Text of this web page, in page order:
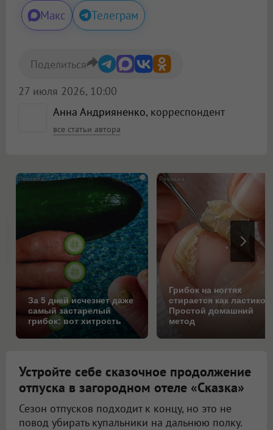
Макс Телеграм
Анна Андрияненко, корреспондент
все статьи автора
27 июля 2026, 10:00
Поделиться
За 5 дней исчезнет даже
самый застарелый
грибок: вот хитрость
Грибок на ногтях
стирается как
Простой домашний
метод
Устройте себе сказочное продолжение
отпуска в загородном отеле «Сказка»
Сезон отпусков подходит к концу, но это не
повод убирать купальники на дальнюю полку.